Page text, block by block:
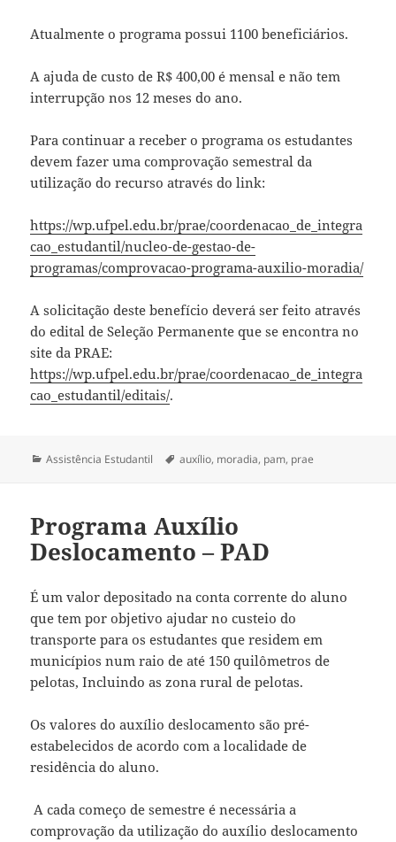
Atualmente o programa possui 1100 beneficiários.
A ajuda de custo de R$ 400,00 é mensal e não tem
interrupção nos 12 meses do ano.
Para continuar a receber o programa os estudantes
devem fazer uma comprovação semestral da
utilização do recurso através do link:
https://wp.ufpel.edu.br/prae/coordenacao_de_integra
cao_estudantil/nucleo-de-gestao-de-
programas/comprovacao-programa-auxilio-moradia/
A solicitação deste benefício deverá ser feito através
do edital de Seleção Permanente que se encontra no
site da PRAE:
https://wp.ufpel.edu.br/prae/coordenacao_de_integra
cao_estudantil/editais/.
Categorias
Assistência Estudantil Tags
auxílio, moradia, pam, prae
Programa Auxílio
Deslocamento – PAD
É um valor depositado na conta corrente do aluno
que tem por objetivo ajudar no custeio do
transporte para os estudantes que residem em
municípios num raio de até 150 quilômetros de
pelotas, Incluindo as zona rural de pelotas.
Os valores do auxílio deslocamento são pré-
estabelecidos de acordo com a localidade de
residência do aluno.
A cada começo de semestre é necessária a
comprovação da utilização do auxílio deslocamento